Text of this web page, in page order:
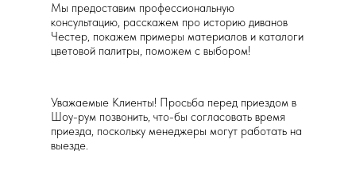
Уважаемые Клиенты! Просьба перед приездом в
Шоу-рум позвонить, что-бы согласовать время
приезда, поскольку менеджеры могут работать на
выезде.
Мы предоставим профессиональную
консультацию, расскажем про историю диванов
Честер, покажем примеры материалов и каталоги
цветовой палитры, поможем с выбором!